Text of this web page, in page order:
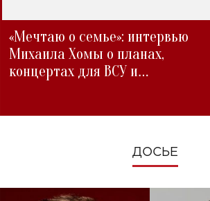
«Мечтаю о семье»: интервью
Михаила Хомы о планах,
концертах для ВСУ и
ДОСЬЕ